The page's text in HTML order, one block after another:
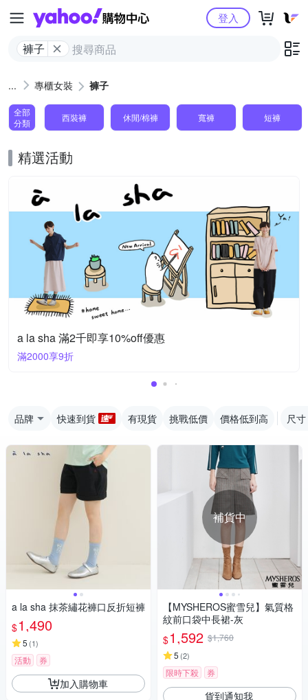
Yahoo購物中心
褲子
登入
專櫃女裝 褲子
全部
分類
西裝褲 休閒/棉褲 寬褲 短褲
精選活動
a la sha 滿2千即享10%off優惠
滿2000享9折
品牌 快速到貨 有現貨 挑戰低價 價格低到高 尺寸
a la sha 抹茶繡花褲口反折短褲
$1,490
5 (1)
活動 券
加入購物車
補貨中
【MYSHEROS蜜雪兒】氣質格
紋前口袋中長裙-灰
$1,592 $1,760
5 (2)
限時下殺 券
貨到通知我